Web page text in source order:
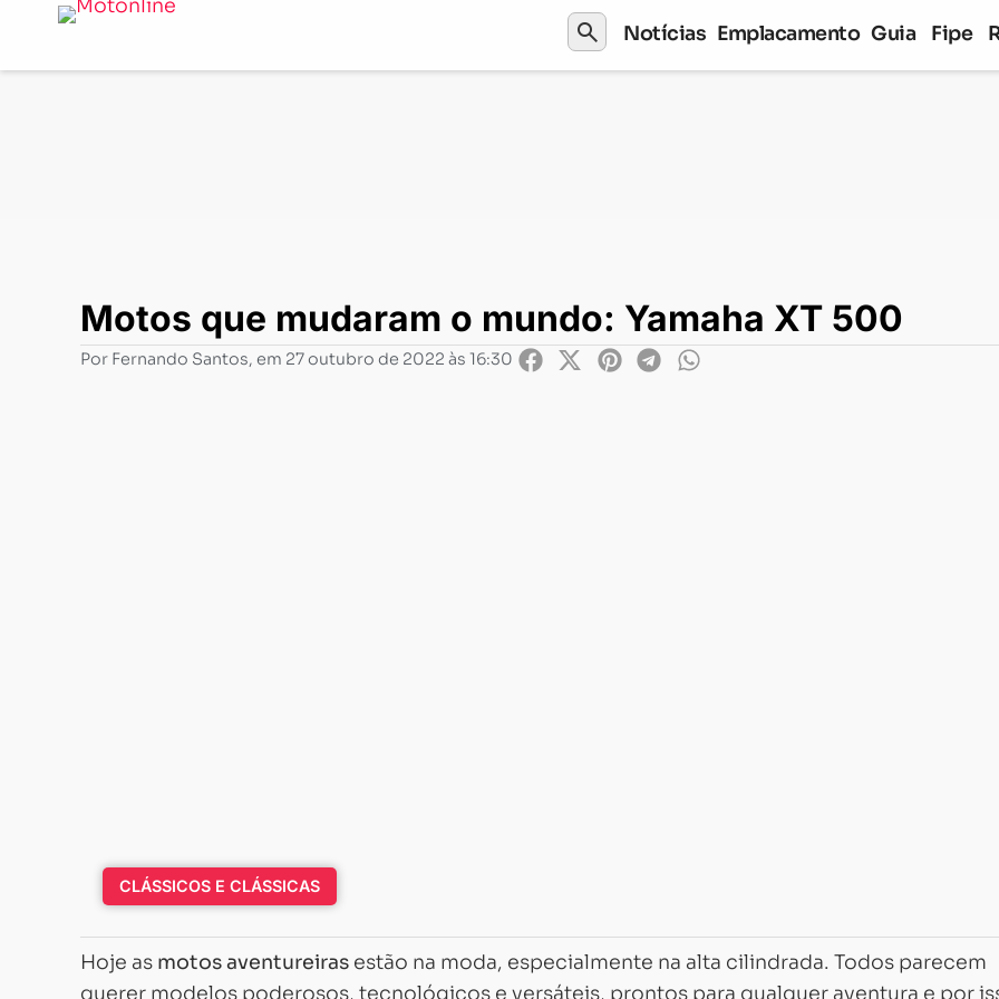
search Notícias Emplacamento Guia Fipe
Motos que mudaram o mundo: Yamaha XT 500
Motos que mudaram o mundo: Yamaha XT 500
Por Fernando Santos, em 27 outubro de 2022 às 16:30
CLÁSSICOS E CLÁSSICAS
Hoje as motos aventureiras estão na moda, especialmente na alta cilindrada. Todos parecem
querer modelos poderosos, tecnológicos e versáteis, prontos para qualquer aventura e por